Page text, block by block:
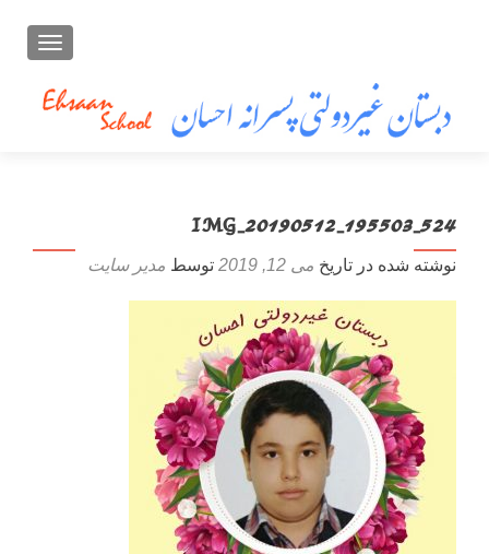
تعویض
IMG_20190512_195503_524
نوشته شده در تاریخ می 12, 2019 توسط مدیر سایت